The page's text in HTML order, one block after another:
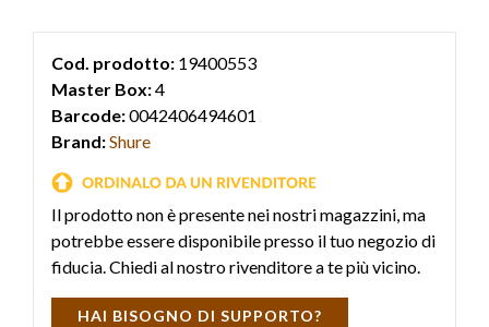
Cod. prodotto: 19400553
Master Box:4
Barcode:0042406494601
Brand:Shure
Il prodotto non è presente nei nostri magazzini, ma
potrebbe essere disponibile presso il tuo negozio di
fiducia. Chiedi al nostro rivenditore a te più vicino.
HAI BISOGNO DI SUPPORTO?